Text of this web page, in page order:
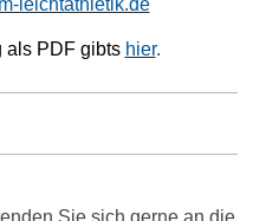
als PDF gibts hier.
Sie sich gerne an die